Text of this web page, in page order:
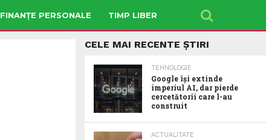
FINANȚE PERSONALE TIMP LIBER
CELE MAI RECENTE ȘTIRI
TEHNOLOGIE
Google îşi extinde
imperiul AI, dar pierde
cercetătorii care l-au
construit
ACTUALITATE